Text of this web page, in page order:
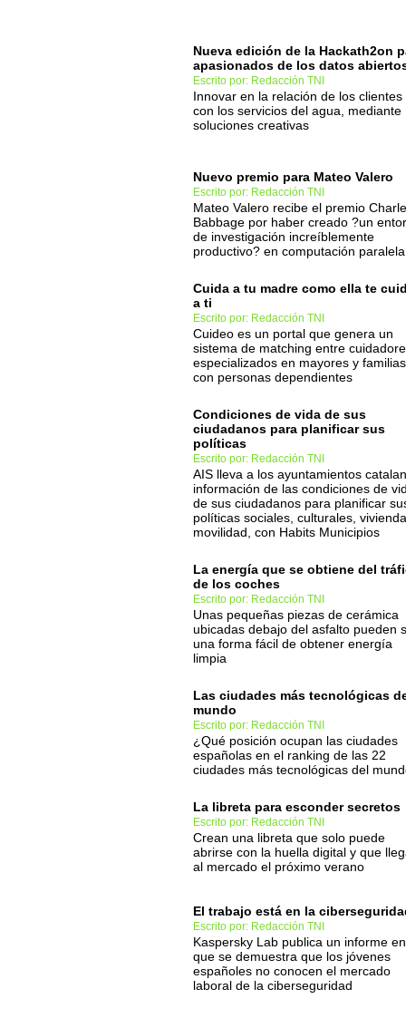
Nueva edición de la Hackath2on
apasionados de los datos
Escrito por: Redacción TNI
Innovar en la relación de los clientes
con los servicios del agua, mediante
soluciones creativas
Nuevo premio para Mateo Valero
Escrito por: Redacción TNI
Mateo Valero recibe el premio
Babbage por haber creado ?un
de investigación increíblemente
productivo? en computación paralela
Cuida a tu madre como ella te
a ti
Escrito por: Redacción TNI
Cuideo es un portal que genera un
sistema de matching entre
especializados en mayores y familias
con personas dependientes
Condiciones de vida de sus
ciudadanos para planificar sus
políticas
Escrito por: Redacción TNI
AIS lleva a los ayuntamientos
información de las condiciones de
de sus ciudadanos para planificar
políticas sociales, culturales,
movilidad, con Habits Municipios
La energía que se obtiene del
de los coches
Escrito por: Redacción TNI
Unas pequeñas piezas de cerámica
ubicadas debajo del asfalto pueden
una forma fácil de obtener energía
limpia
Las ciudades más tecnológicas
mundo
Escrito por: Redacción TNI
¿Qué posición ocupan las ciudades
españolas en el ranking de las 22
ciudades más tecnológicas del
La libreta para esconder secretos
Escrito por: Redacción TNI
Crean una libreta que solo puede
abrirse con la huella digital y que
al mercado el próximo verano
El trabajo está en la
Escrito por: Redacción TNI
Kaspersky Lab publica un informe
que se demuestra que los jóvenes
españoles no conocen el mercado
laboral de la ciberseguridad